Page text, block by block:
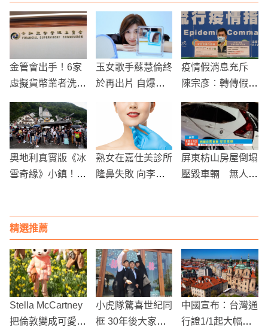
金管會出手！6家
虛擬貨幣業者洗錢
200萬、總罰702
萬
玉女歌手蘇慧倫終
於再出片 自爆工
若天仙
疫情假消息充斥
陳宗彥︰轉傳假訊
可重判3年
奧地利真實版《冰
雪奇緣》小鎮！遊
熟女在嘉仕美診所
隆鼻失敗 向李進
屏東枋山房屋倒塌
壓毀車輛 無人傷
精選推薦
Stella McCartney
把倫敦變成可愛動
小虎隊驚喜世紀同
框 30年後大家變
中國宣布：台灣通
行證1/1起大幅調